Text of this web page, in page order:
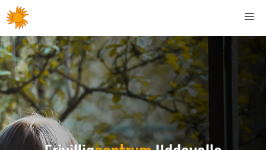
Hoppa
till
innehåll